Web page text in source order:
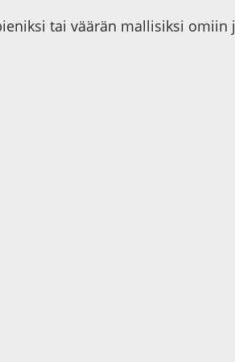
tai väärän mallisiksi omiin